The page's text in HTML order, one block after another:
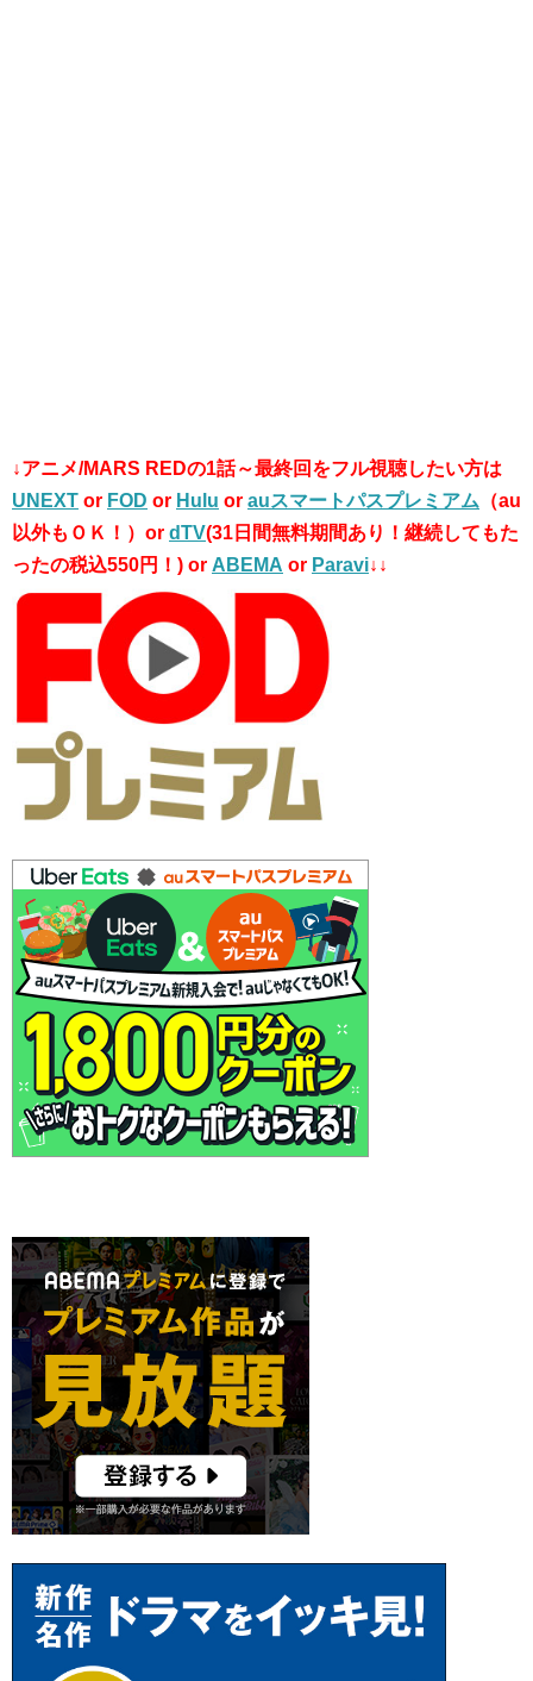
↓アニメ/MARS REDの1話～最終回をフル視聴したい方は
UNEXT or FOD or Hulu or auスマートパスプレミアム （au
以外もＯＫ！）or dTV(31日間無料期間あり！継続してもた
ったの税込550円！) or ABEMA or Paravi↓↓